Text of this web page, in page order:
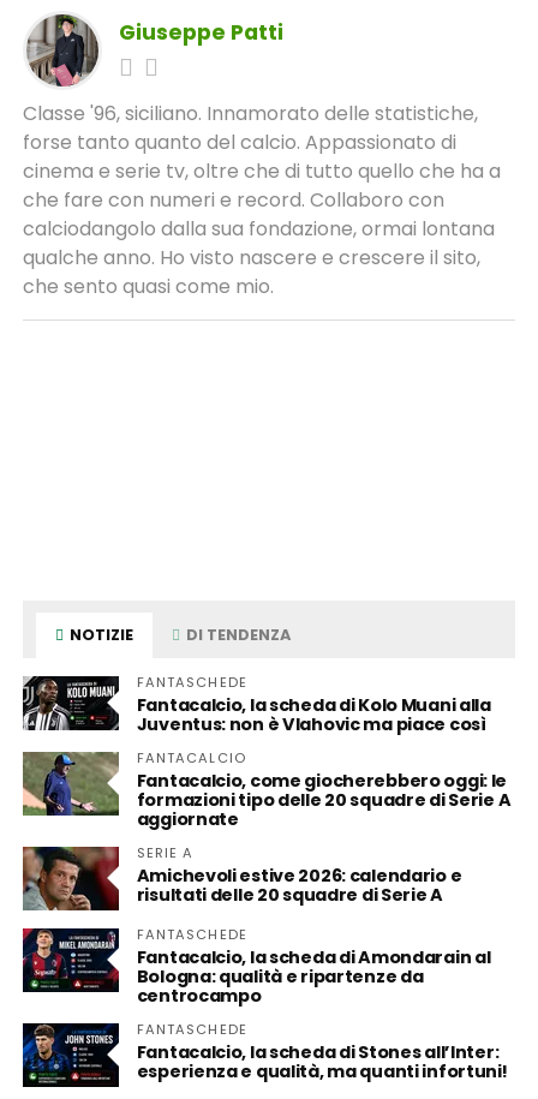
Giuseppe Patti
Classe '96, siciliano. Innamorato delle statistiche,
forse tanto quanto del calcio. Appassionato di
cinema e serie tv, oltre che di tutto quello che ha a
che fare con numeri e record. Collaboro con
calciodangolo dalla sua fondazione, ormai lontana
qualche anno. Ho visto nascere e crescere il sito,
che sento quasi come mio.
NOTIZIE DI TENDENZA
FANTASCHEDE
Fantacalcio, la scheda di Kolo Muani alla
Juventus: non è Vlahovic ma piace così
FANTACALCIO
Fantacalcio, come giocherebbero oggi: le
formazioni tipo delle 20 squadre di Serie A
aggiornate
SERIE A
Amichevoli estive 2026: calendario e
risultati delle 20 squadre di Serie A
FANTASCHEDE
Fantacalcio, la scheda di Amondarain al
Bologna: qualità e ripartenze da
centrocampo
FANTASCHEDE
Fantacalcio, la scheda di Stones all’Inter:
esperienza e qualità, ma quanti infortuni!